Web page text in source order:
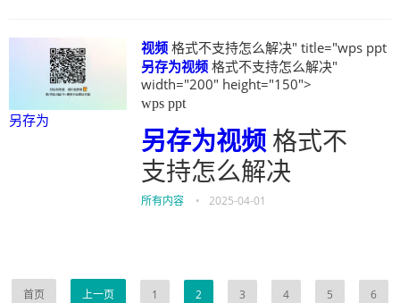
另存为
视频 格式不支持怎么解决" title="wps ppt
另存为视频 格式不支持怎么解决"
width="200" height="150">
wps ppt
另存为视频 格式不
支持怎么解决
所有内容 • 2025-04-01
首页 上一页 1 2 3 4 5 6